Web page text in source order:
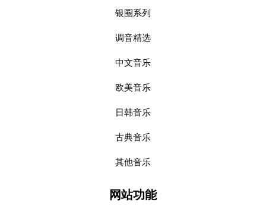
银圈系列
调音精选
中文音乐
欧美音乐
日韩音乐
古典音乐
其他音乐
网站功能